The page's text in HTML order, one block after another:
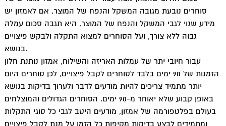
סוחרים נובעת מגובה המשקל והנפח של המוצר. אם לאמזון יש
מידע שגוי לגבי המשקל והנפח של המוצר, היא תגבה סכום עמלה
גבוה ללא צורך, ועל הסוחרים למצוא התקלה ולבקש פיצויים
בנושא.
עבור חיובי יתר של עמלות האריזה והשילוח, אמזון נותנת חלון
הזמנות של 90 ימים בלבד לסוחרים לקבל פיצויים, לכן סוחרים היום
יותר מתמיד צריכים להיות מודעים לדבר ולערוך בדיקות בנושא
באופן קבוע שלא יאוחר מ-90 ימים. הסוחרים הגדולים והמוצלחים
בעולם בפלטפורמה של אמזון, מודעים היטב לגבי כל סוגי התקלות
ומתמידים לבצע בדיקות מקיפות כל הזמן על מנת לקבל פיצויים